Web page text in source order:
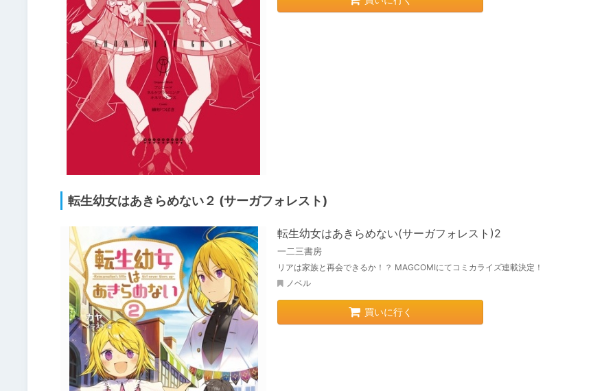
転生幼女はあきらめない２ (サーガフォレスト)
転生幼女はあきらめない(サーガフォレスト)2
一二三書房
リアは家族と再会できるか！？ MAGCOMIにてコミカライズ連載決定！
ノベル
買いに行く